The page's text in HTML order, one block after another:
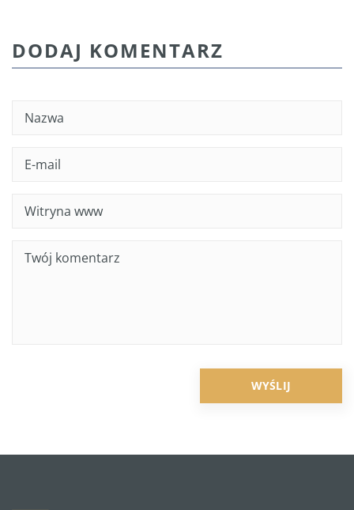
DODAJ KOMENTARZ